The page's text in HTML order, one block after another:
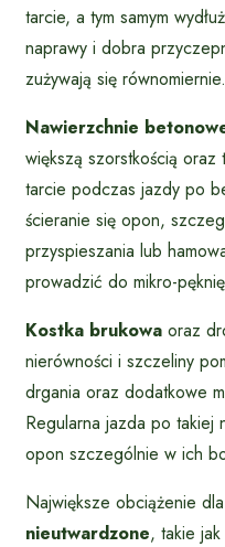
tarcie, a tym samym
naprawy i dobra
zużywają się równomiernie.
Nawierzchnie
większą szorstkością oraz
tarcie podczas jazdy po
ścieranie się opon,
przyspieszania lub
prowadzić do mikro-
Kostka brukowa oraz
nierówności i szczeliny
drgania oraz dodatkowe
Regularna jazda po takiej
opon szczególnie w ich
Największe obciążenie
nieutwardzone, takie